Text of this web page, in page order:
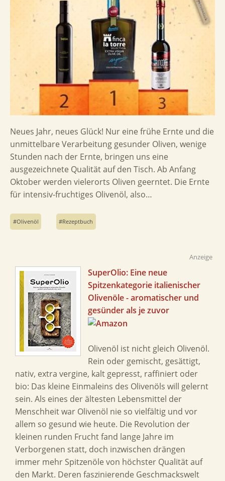
Neues Jahr, neues Glück! Nur eine frühe Ernte und die
unmittelbare Verarbeitung gesunder Oliven, wenige
Stunden nach der Ernte, bringen uns eine
ausgezeichnete Qualität auf den Tisch. Ab Anfang
Oktober werden vielerorts Oliven geerntet. Die Ernte
für intensiv-fruchtiges Olivenöl, also…
Olivenöl Rezeptbuch
Anzeige
SuperOlio: Eine neue
Spitzenkategorie italienischer
Olivenöle - aromatischer und
gesünder als je zuvor
Olivenöl ist nicht gleich Olivenöl.
Rein oder gemischt, gesättigt,
nativ, extra vergine, kalt gepresst, raffiniert oder
bio: Das kleine Einmaleins des Olivenöls will gelernt
sein. Als eines der ältesten Lebensmittel der
Menschheit war Olivenöl nie so vielfältig und vor
allem so gesund wie heute. Die Revolution der
kleinen runden Frucht fand lange Jahre im
Verborgenen statt, doch inzwischen drängen
immer mehr Spitzenöle von höchster Qualität auf
den Markt. Deren faszinierende Geschmackswelt